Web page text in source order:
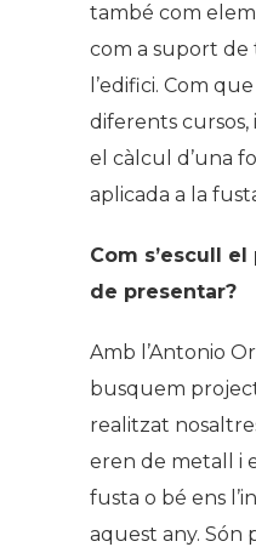
també com
com a suport de
l’edifici. Com
diferents
el càlcul d’una
aplicada a la
Com s’escull
de presentar?
Amb l’Antonio
busquem
realitzat
eren de metall i
fusta o bé ens
aquest any. Són